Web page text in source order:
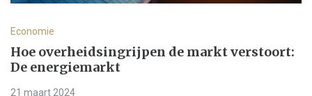
Economie
Hoe overheidsingrijpen de markt verstoort:
De energiemarkt
21 maart 2024